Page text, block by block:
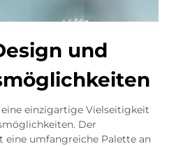
und
einzigartige Vielseitigkeit
Der
eine umfangreiche Palette an